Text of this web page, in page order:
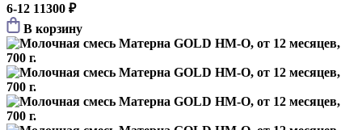
6-12 11300 ₽
В корзину